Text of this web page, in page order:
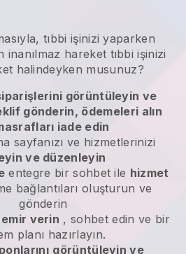
tıbbi işinizi yaparken
inanılmaz hareket tıbbi işinizi
halindeyken musunuz?
görüntüleyin ve
gönderin, ödemeleri alın
iade edin
sayfanızı ve hizmetlerinizi
ve düzenleyin
entegre bir sohbet ile hizmet
bağlantıları oluşturun ve
gönderin
verin , sohbet edin ve bir
planı hazırlayın.
görüntüleyin ve